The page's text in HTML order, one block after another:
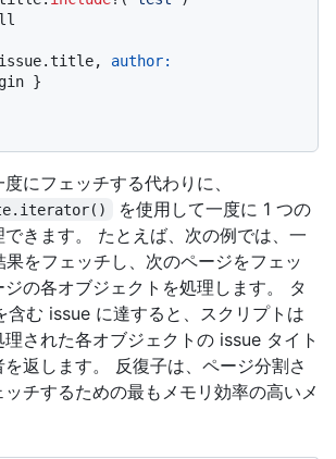
author:
}
にフェッチする代わりに、
を使用して一度に 1 つの
きます。 たとえば、次の例では、一
果をフェッチし、次のページをフェッ
の各オブジェクトを処理します。 タ
む issue に達すると、スクリプトは
された各オブジェクトの issue タイト
返します。 反復子は、ページ分割さ
チするための最もメモリ効率の高いメ